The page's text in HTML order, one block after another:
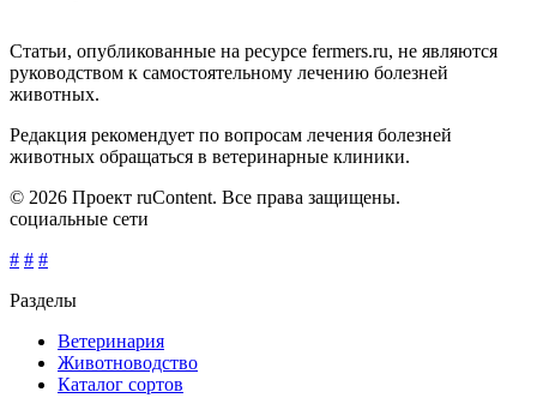
Статьи, опубликованные на ресурсе fermers.ru, не являются
руководством к самостоятельному лечению болезней
животных.
Редакция рекомендует по вопросам лечения болезней
животных обращаться в ветеринарные клиники.
© 2026 Проект ruContent. Все права защищены.
социальные сети
# # #
Разделы
Ветеринария
Животноводство
Каталог сортов